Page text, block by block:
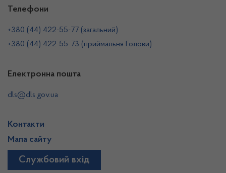
Телефони
+380 (44) 422-55-77 (загальний)
+380 (44) 422-55-73 (приймальня Голови)
Електронна пошта
dls@dls.gov.ua
Контакти
Мапа сайту
Службовий вхід